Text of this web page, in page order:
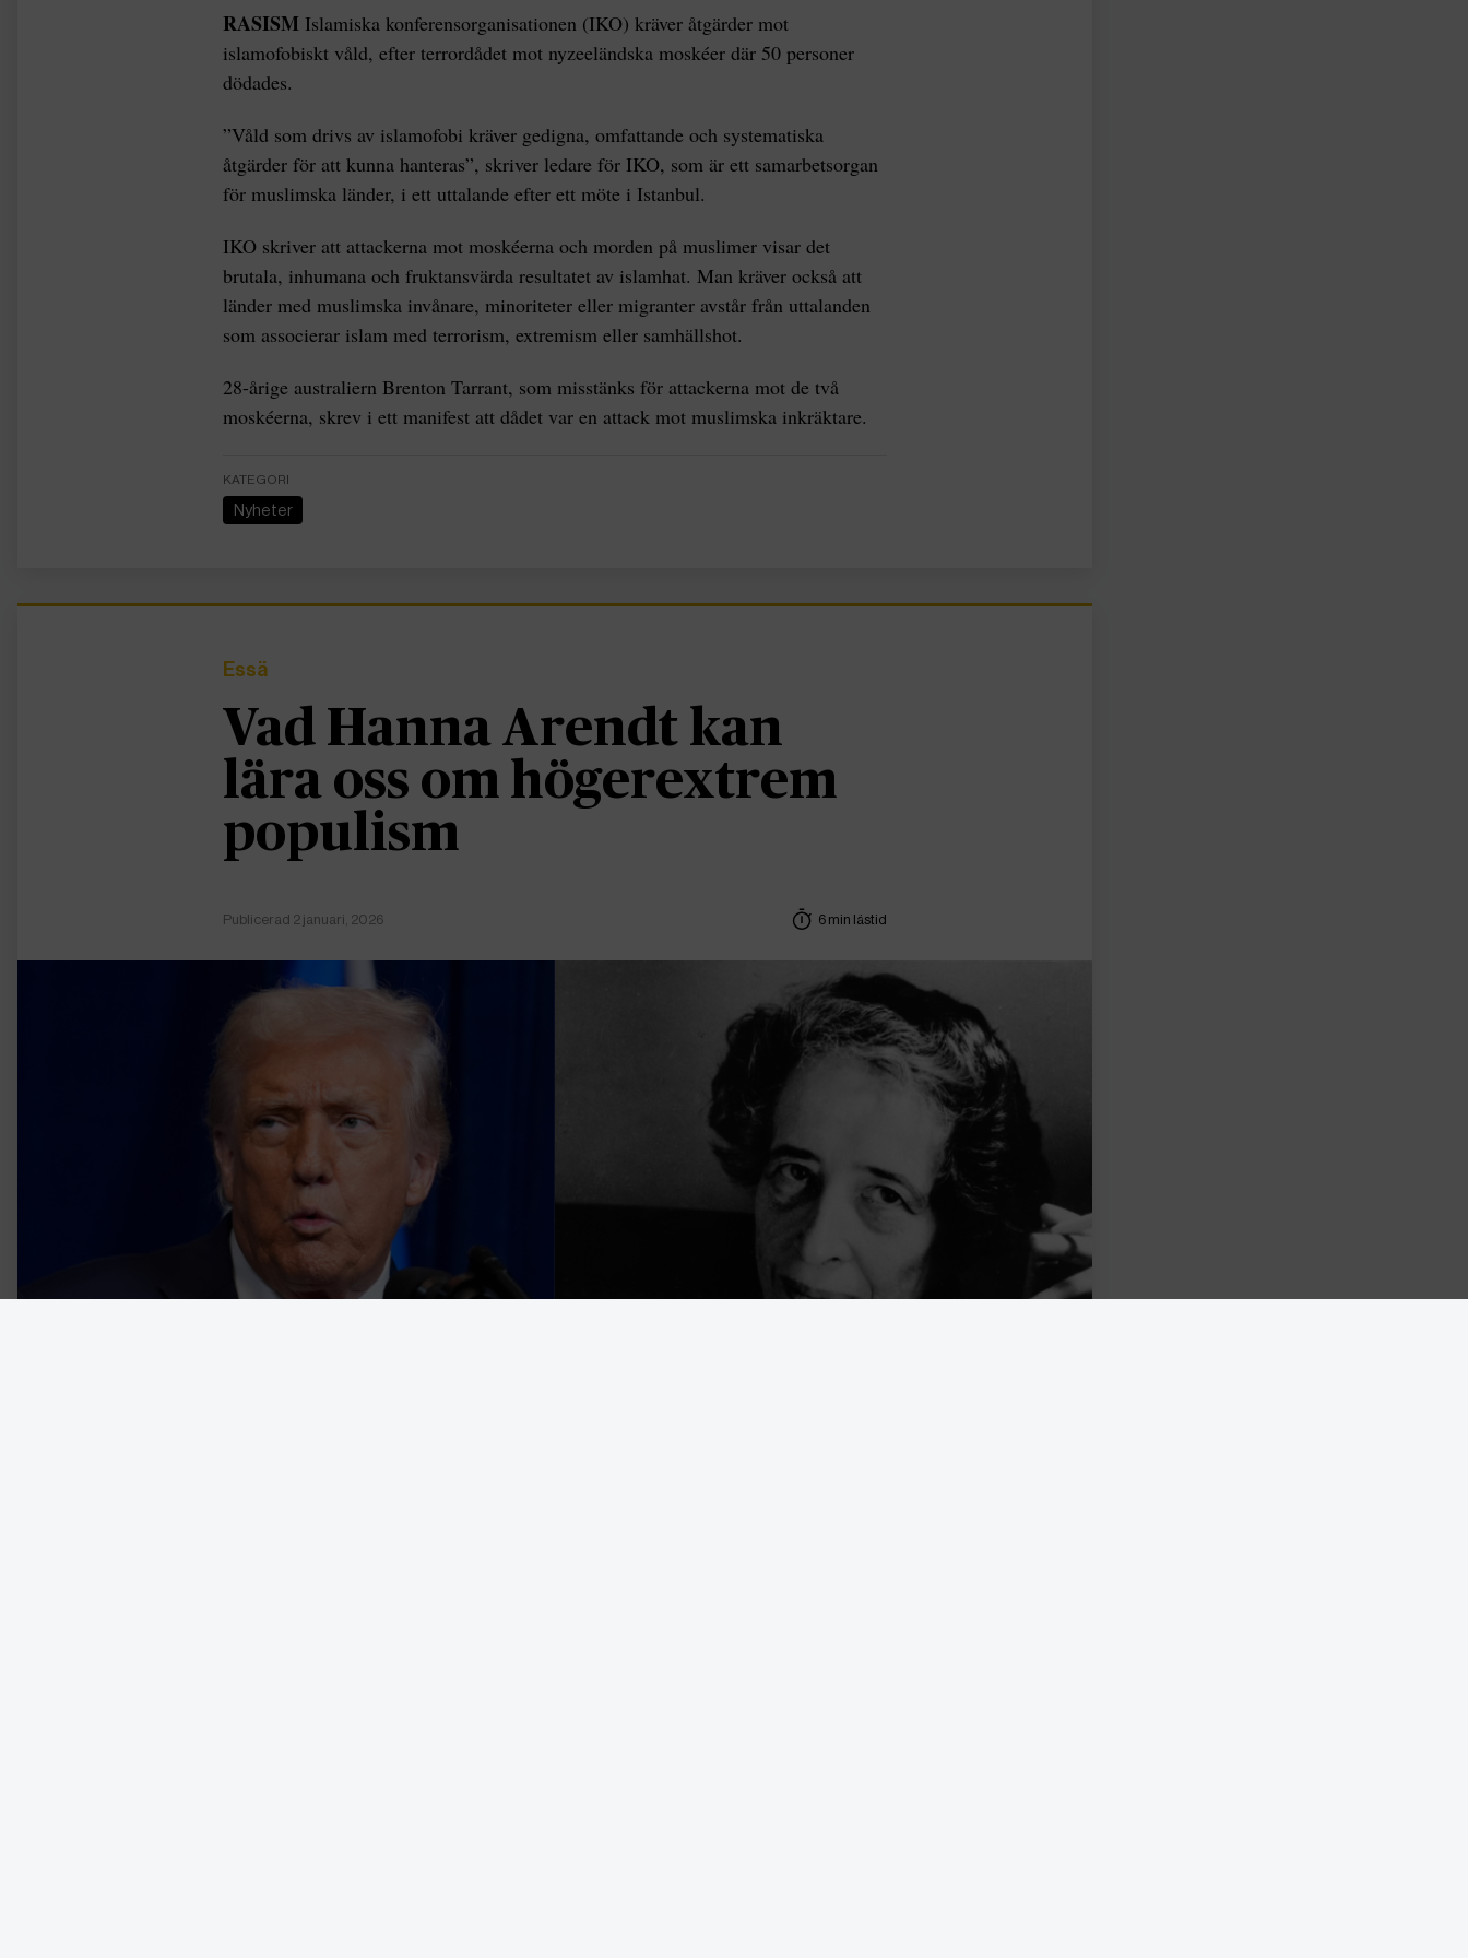
RASISM Islamiska konferensorganisationen (IKO) kräver åtgärder mot
islamofobiskt våld, efter terrordådet mot nyzeeländska moskéer där 50 personer
dödades.
”Våld som drivs av islamofobi kräver gedigna, omfattande och systematiska
åtgärder för att kunna hanteras”, skriver ledare för IKO, som är ett samarbetsorgan
för muslimska länder, i ett uttalande efter ett möte i Istanbul.
IKO skriver att attackerna mot moskéerna och morden på muslimer visar det
brutala, inhumana och fruktansvärda resultatet av islamhat. Man kräver också att
länder med muslimska invånare, minoriteter eller migranter avstår från uttalanden
som associerar islam med terrorism, extremism eller samhällshot.
28-årige australiern Brenton Tarrant, som misstänks för attackerna mot de två
moskéerna, skrev i ett manifest att dådet var en attack mot muslimska inkräktare.
KATEGORI
Nyheter
Essä
Vad Hanna Arendt kan
lära oss om högerextrem
populism
Publicerad 2 januari, 2026 6 min lästid